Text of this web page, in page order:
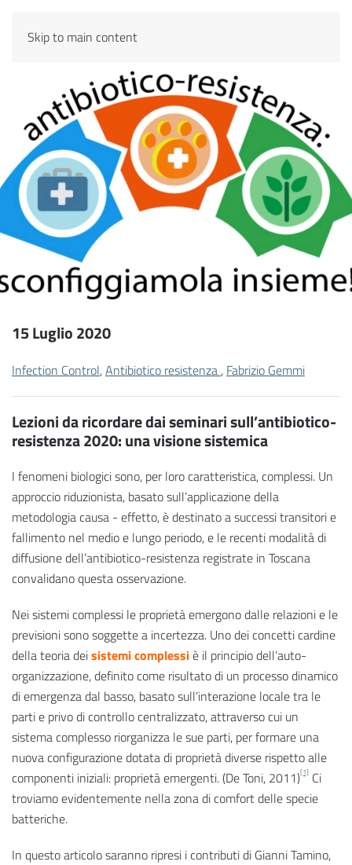
Skip to main content
15 Luglio 2020
Infection Control,Antibiotico resistenza , Fabrizio Gemmi
Lezioni da ricordare dai seminari sull’antibiotico-
resistenza 2020: una visione sistemica
I fenomeni biologici sono, per loro caratteristica, complessi. Un
approccio riduzionista, basato sull’applicazione della
metodologia causa - effetto, è destinato a successi transitori e
fallimento nel medio e lungo periodo, e le recenti modalità di
diffusione dell’antibiotico-resistenza registrate in Toscana
convalidano questa osservazione.
Nei sistemi complessi le proprietà emergono dalle relazioni e le
previsioni sono soggette a incertezza. Uno dei concetti cardine
della teoria deisistemi complessiè il principio dell’auto-
organizzazione, definito come risultato di un processo dinamico
di emergenza dal basso, basato sull’interazione locale tra le
parti e privo di controllo centralizzato, attraverso cui un
sistema complesso riorganizza le sue parti, per formare una
nuova configurazione dotata di proprietà diverse rispetto alle
componenti iniziali: proprietà emergenti. (De Toni, 2011)[1] Ci
troviamo evidentemente nella zona di comfort delle specie
batteriche.
In questo articolo saranno ripresi i contributi di Gianni Tamino,